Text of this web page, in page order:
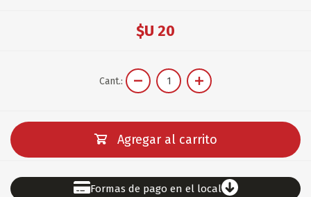
$U 20
Cant.:
Agregar al carrito
Formas de pago en el local